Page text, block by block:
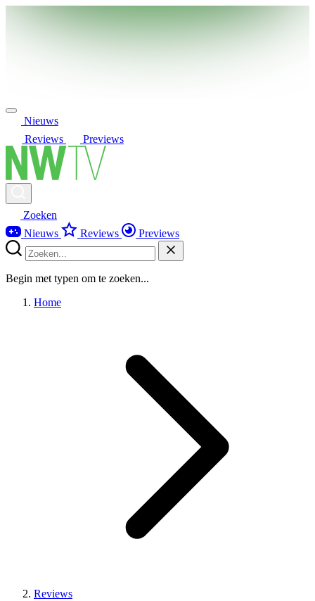
Nieuws
Reviews
Previews
Zoeken
Nieuws
Reviews Previews
Begin met typen om te zoeken...
Home
Reviews